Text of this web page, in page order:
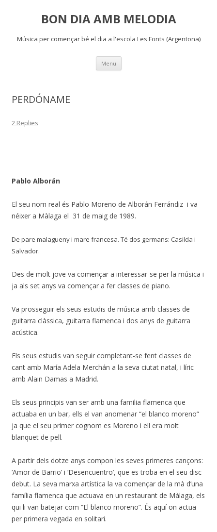
BON DIA AMB MELODIA
Música per començar bé el dia a l'escola Les Fonts (Argentona)
Menu Skip
content
PERDÓNAME
2 Replies
Pablo Alborán
El seu nom real és Pablo Moreno de Alborán Ferrándiz i va
néixer a Màlaga el 31 de maig de 1989.
De pare malagueny i mare francesa. Té dos germans: Casilda i
Salvador.
Des de molt jove va començar a interessar-se per la música i
ja als set anys va començar a fer classes de piano.
Va prosseguir els seus estudis de música amb classes de
guitarra clàssica, guitarra flamenca i dos anys de guitarra
acústica.
Els seus estudis van seguir completant-se fent classes de
cant amb María Adela Merchán a la seva ciutat natal, i líric
amb Alain Damas a Madrid.
Els seus principis van ser amb una familia flamenca que
actuaba en un bar, ells el van anomenar “el blanco moreno”
ja que el seu primer cognom es Moreno i ell era molt
blanquet de pell.
A partir dels dotze anys compon les seves primeres cançons:
‘Amor de Barrio’ i ‘Desencuentro’, que es troba en el seu disc
debut. La seva marxa artística la va començar de la mà d’una
família flamenca que actuava en un restaurant de Màlaga, els
qui li van batejar com “El blanco moreno”. És aquí on actua
per primera vegada en solitari.